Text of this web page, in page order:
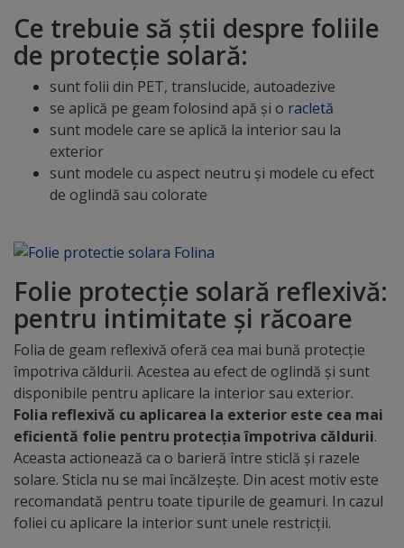
Ce trebuie să ştii despre foliile
de protecţie solară:
sunt folii din PET, translucide, autoadezive
se aplică pe geam folosind apă şi o racletă
sunt modele care se aplică la interior sau la
exterior
sunt modele cu aspect neutru şi modele cu efect
de oglindă sau colorate
Folie protecţie solară reflexivă:
pentru intimitate și răcoare
Folia de geam reflexivă oferă cea mai bună protecţie
împotriva căldurii. Acestea au efect de oglindă şi sunt
disponibile pentru aplicare la interior sau exterior.
Folia reflexivă cu aplicarea la exterior este cea mai
eficientă folie pentru protecţia împotriva căldurii.
Aceasta actionează ca o barieră între sticlă şi razele
solare. Sticla nu se mai încălzeşte. Din acest motiv este
recomandată pentru toate tipurile de geamuri. In cazul
foliei cu aplicare la interior sunt unele restricţii.